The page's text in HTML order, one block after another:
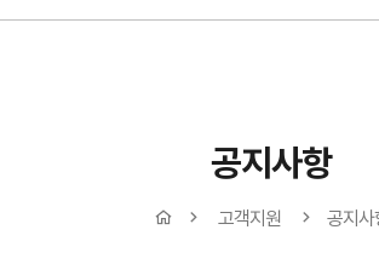
공지사항
고객지원 공지사